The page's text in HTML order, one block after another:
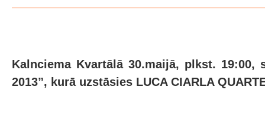
Kalnciema Kvartālā 30.maijā, plkst. 19:00,
2013”, kurā uzstāsies LUCA CIARLA